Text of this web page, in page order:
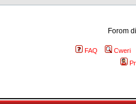
Forom
FAQ
Cweri